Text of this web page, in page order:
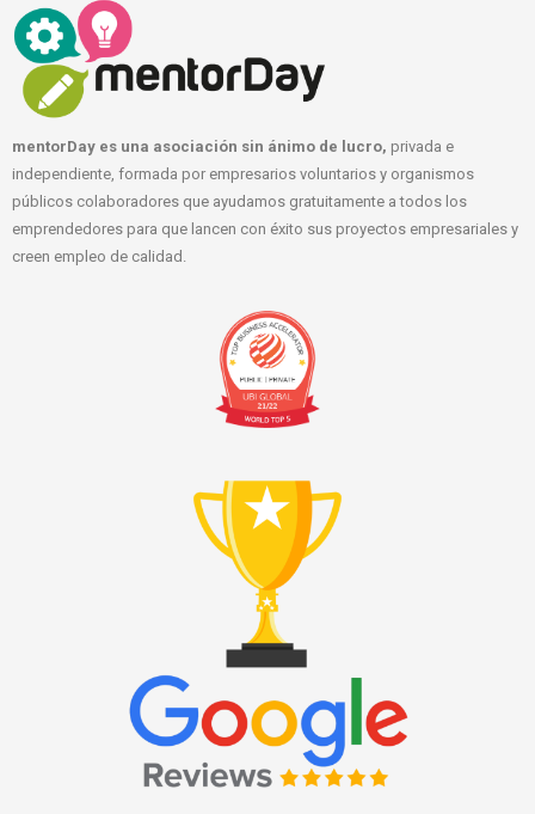
mentorDay es una asociación sin ánimo de lucro, privada e
independiente, formada por empresarios voluntarios y organismos
públicos colaboradores que ayudamos gratuitamente a todos los
emprendedores para que lancen con éxito sus proyectos empresariales y
creen empleo de calidad.